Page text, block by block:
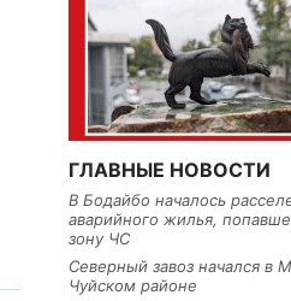
ГЛАВНЫЕ НОВОСТИ
В Бодайбо началось
аварийного жилья,
зону ЧС
Северный завоз начался в
Чуйском районе